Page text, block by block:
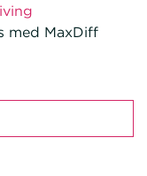
med MaxDiff